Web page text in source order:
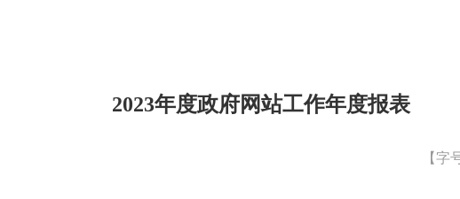
2023年度政府网站工作年度报表
【字